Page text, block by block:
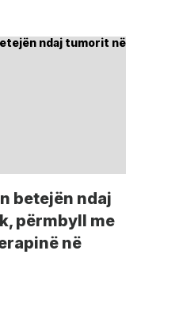
betejën ndaj
përmbyll me
në